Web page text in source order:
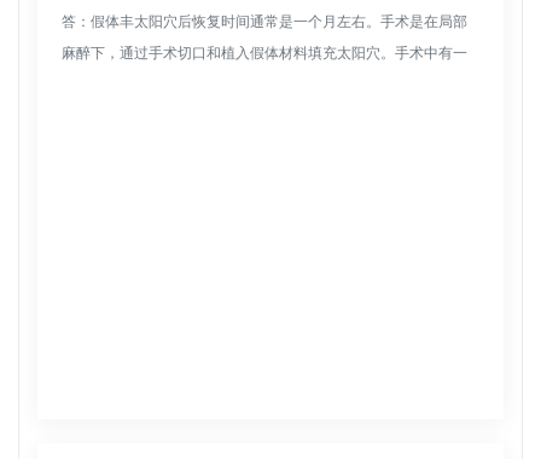
答：假体丰太阳穴后恢复时间通常是一个月左右。手术是在局部
麻醉下，通过手术切口和植入假体材料填充太阳穴。手术中有一